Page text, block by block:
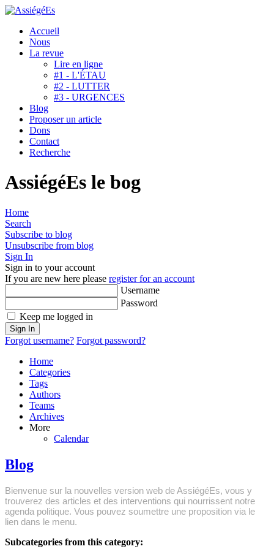
Accueil
Nous
La revue
Lire en ligne
#1 - L'ÉTAU
#2 - LUTTER
#3 - URGENCES
Blog
Proposer un article
Dons
Contact
Recherche
AssiégéEs le bog
Home
Search
Subscribe to blog
Unsubscribe from blog
Sign In
Sign in to your account
If you are new here please register for an account
Username
Password
Keep me logged in
Sign In
Forgot username? Forgot password?
Home
Categories
Tags
Authors
Teams
Archives
More
Calendar
Blog
Bienvenue sur la nouvelles version web de AssiégéEs, vous y
trouverez des articles et des interventions qui nourrissent notre
agenda politique. Vous pouvez soumettre une proposition via le
lien dans le menu.
Subcategories from this category: